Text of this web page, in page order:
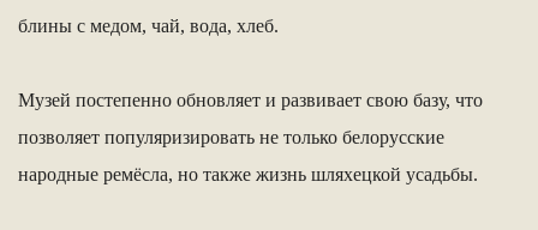
блины с медом, чай, вода, хлеб.
Музей постепенно обновляет и развивает свою базу, что
позволяет популяризировать не только белорусские
народные ремёсла, но также жизнь шляхецкой усадьбы.